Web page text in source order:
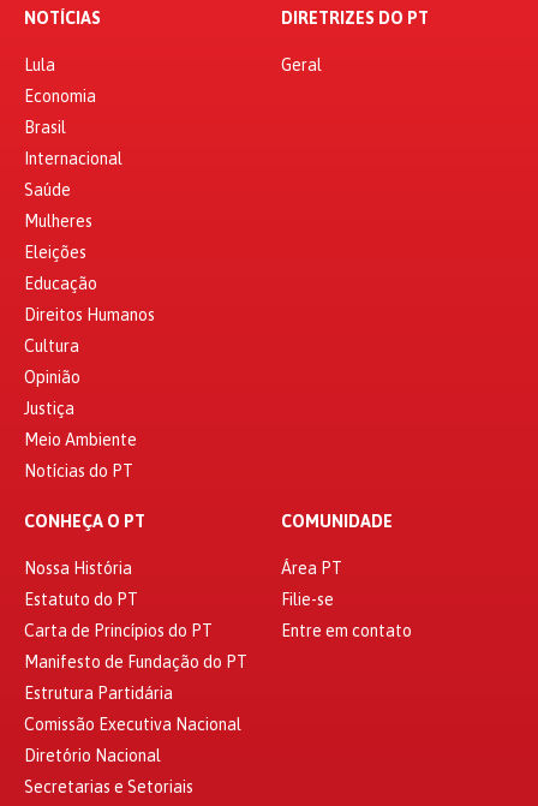
NOTÍCIAS
Lula
Economia
Brasil
Internacional
Saúde
Mulheres
Eleições
Educação
Direitos Humanos
Cultura
Opinião
Justiça
Meio Ambiente
Notícias do PT
DIRETRIZES DO PT
Geral
CONHEÇA O PT
Nossa História
Estatuto do PT
Carta de Princípios do PT
Manifesto de Fundação do PT
Estrutura Partidária
Comissão Executiva Nacional
Diretório Nacional
Secretarias e Setoriais
COMUNIDADE
Área PT
Filie-se
Entre em contato